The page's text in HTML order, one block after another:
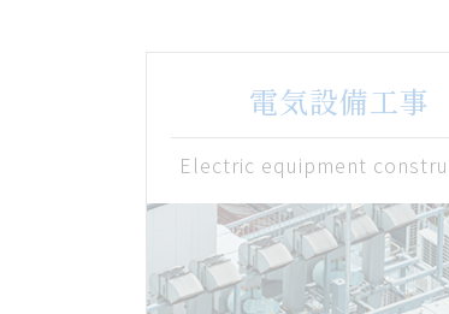
電気設備工事
Electric equipment